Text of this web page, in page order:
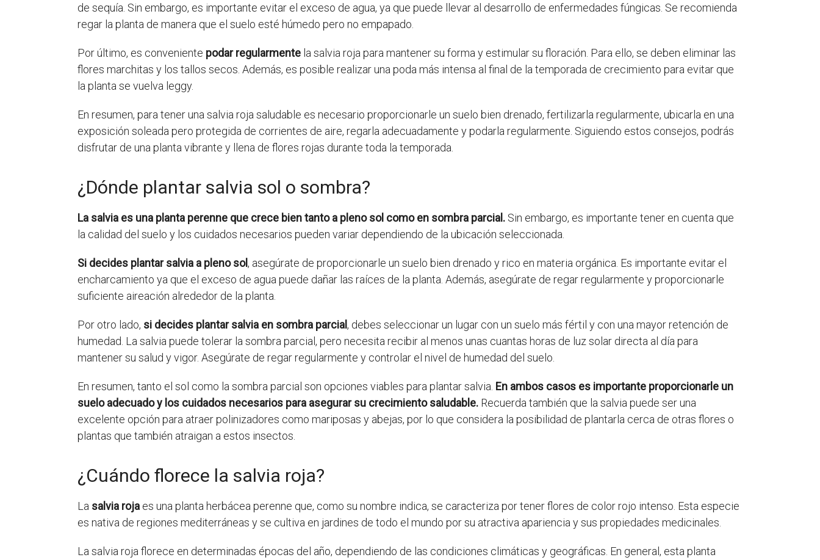
de sequía. Sin embargo, es importante evitar el exceso de agua, ya que puede llevar al desarrollo de enfermedades fúngicas. Se recomienda
regar la planta de manera que el suelo esté húmedo pero no empapado.
Por último, es conveniente podar regularmente la salvia roja para mantener su forma y estimular su floración. Para ello, se deben eliminar las
flores marchitas y los tallos secos. Además, es posible realizar una poda más intensa al final de la temporada de crecimiento para evitar que
la planta se vuelva leggy.
En resumen, para tener una salvia roja saludable es necesario proporcionarle un suelo bien drenado, fertilizarla regularmente, ubicarla en una
exposición soleada pero protegida de corrientes de aire, regarla adecuadamente y podarla regularmente. Siguiendo estos consejos, podrás
disfrutar de una planta vibrante y llena de flores rojas durante toda la temporada.
¿Dónde plantar salvia sol o sombra?
La salvia es una planta perenne que crece bien tanto a pleno sol como en sombra parcial. Sin embargo, es importante tener en cuenta que
la calidad del suelo y los cuidados necesarios pueden variar dependiendo de la ubicación seleccionada.
Si decides plantar salvia a pleno sol, asegúrate de proporcionarle un suelo bien drenado y rico en materia orgánica. Es importante evitar el
encharcamiento ya que el exceso de agua puede dañar las raíces de la planta. Además, asegúrate de regar regularmente y proporcionarle
suficiente aireación alrededor de la planta.
Por otro lado, si decides plantar salvia en sombra parcial, debes seleccionar un lugar con un suelo más fértil y con una mayor retención de
humedad. La salvia puede tolerar la sombra parcial, pero necesita recibir al menos unas cuantas horas de luz solar directa al día para
mantener su salud y vigor. Asegúrate de regar regularmente y controlar el nivel de humedad del suelo.
En resumen, tanto el sol como la sombra parcial son opciones viables para plantar salvia. En ambos casos es importante proporcionarle un
suelo adecuado y los cuidados necesarios para asegurar su crecimiento saludable. Recuerda también que la salvia puede ser una
excelente opción para atraer polinizadores como mariposas y abejas, por lo que considera la posibilidad de plantarla cerca de otras flores o
plantas que también atraigan a estos insectos.
¿Cuándo florece la salvia roja?
La salvia roja es una planta herbácea perenne que, como su nombre indica, se caracteriza por tener flores de color rojo intenso. Esta especie
es nativa de regiones mediterráneas y se cultiva en jardines de todo el mundo por su atractiva apariencia y sus propiedades medicinales.
La salvia roja florece en determinadas épocas del año, dependiendo de las condiciones climáticas y geográficas. En general, esta planta